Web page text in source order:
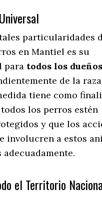
particularidades
en Mantiel es su
para todos los
de la
tiene como
los perros estén
y que los
involucren a estos
adecuadamente.
el Territorio